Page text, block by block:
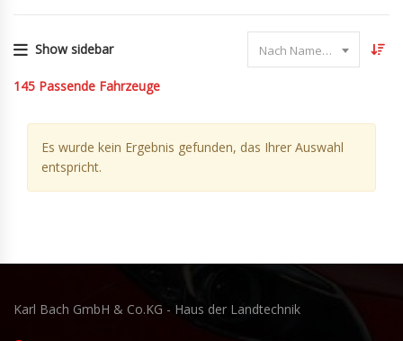
Show sidebar Nach Name sortieren
145 Passende Fahrzeuge
Es wurde kein Ergebnis gefunden, das Ihrer Auswahl
entspricht.
Karl Bach GmbH & Co.KG - Haus der Landtechnik